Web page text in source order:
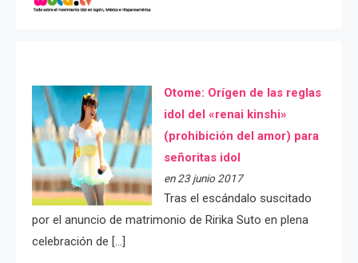
Otome: Orígen de las reglas
idol del «renai kinshi»
(prohibición del amor) para
señoritas idol
en 23 junio 2017
Tras el escándalo suscitado
por el anuncio de matrimonio de Ririka Suto en plena
celebración de […]